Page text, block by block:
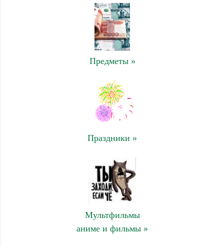
Предметы »
Праздники »
Мультфильмы
аниме и фильмы »